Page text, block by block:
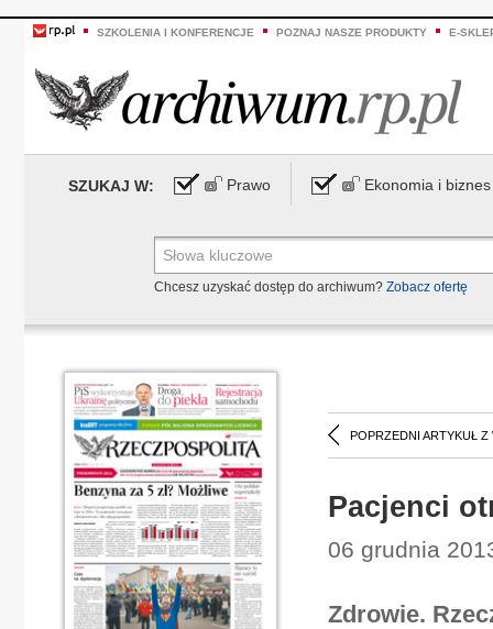
SZKOLENIA I KONFERENCJE POZNAJ NASZE PRODUKTY E-
SZUKAJ W: Prawo Ekonomia i biznes
Chcesz uzyskać dostęp do archiwum? Zobacz ofertę
POPRZEDNI ARTYKUŁ Z
Pacjenci
06 grudnia
Zdrowie.